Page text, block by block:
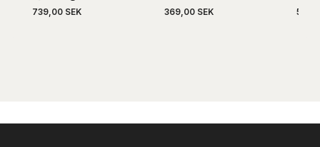
739,00 SEK 369,00 SEK